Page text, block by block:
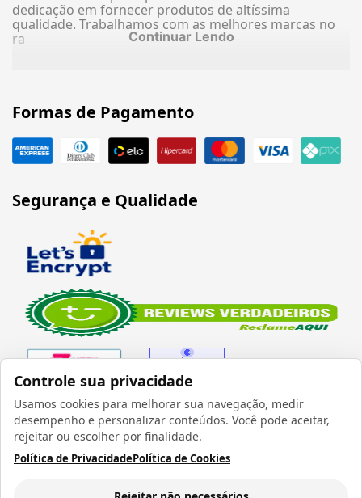
Controle sua privacidade
Usamos cookies para melhorar sua navegação, medir
desempenho e personalizar conteúdos. Você pode aceitar,
rejeitar ou escolher por finalidade.
Política de PrivacidadePolítica de Cookies
dedicação em fornecer produtos de altíssima
qualidade. Trabalhamos com as melhores marcas no
ra
Continuar Lendo
Formas de Pagamento
Segurança e Qualidade
Verificada por